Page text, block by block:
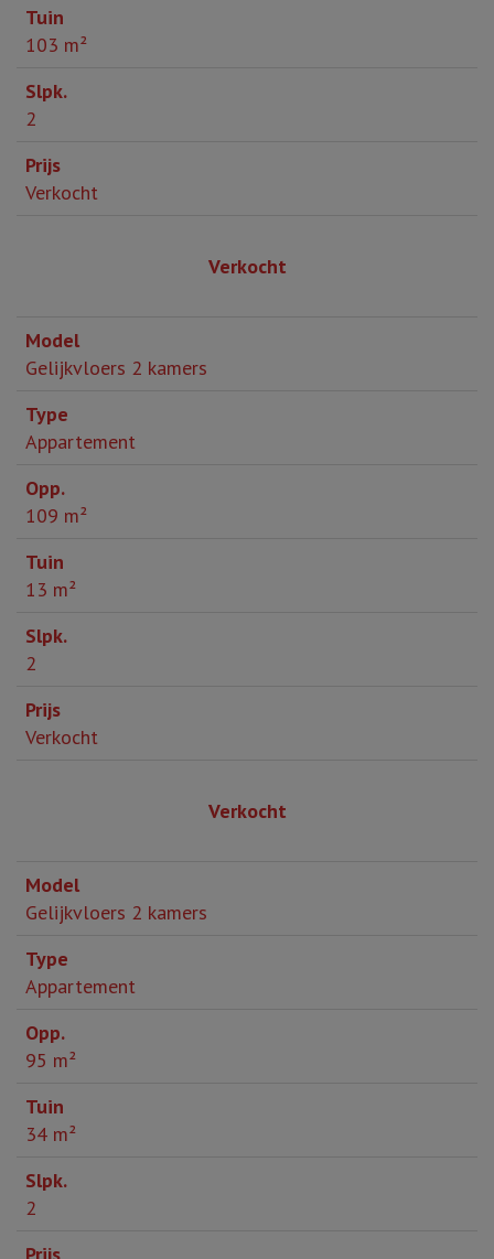
103 m²
2
Verkocht
Verkocht
Gelijkvloers 2 kamers
Appartement
109 m²
13 m²
2
Verkocht
Verkocht
Gelijkvloers 2 kamers
Appartement
95 m²
34 m²
2